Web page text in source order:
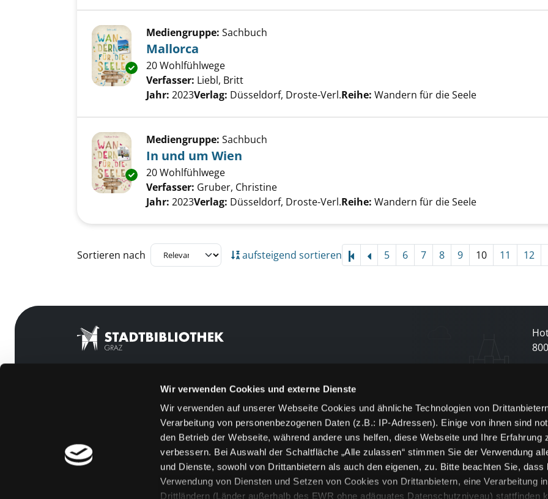
Wir verwenden Cookies und externe Dienste
Wir verwenden auf unserer Webseite Cookies und ähnliche Technologien von
Verarbeitung von personenbezogenen Daten (z.B.: IP-Adressen). Einige von ihnen sind
den Betrieb der Webseite, während andere uns helfen, diese Webseite und Ihre Erfahrung
verbessern. Bei Auswahl der Schaltfläche „Alle zulassen“ stimmen Sie der Verwendung
und Dienste, sowohl von Drittanbietern als auch den eigenen, zu. Bitte beachten Sie, dass
Verwendung von Diensten und Setzen von Cookies von Drittanbietern, eine Verarbeitung
Drittländern (Länder außerhalb des EWR ohne adäquates Datenschutzniveau) stattfinden
Exemplar-Details von Mallorca anzeigen
Mediengruppe: Sachbuch
Mallorca
20 Wohlfühlwege
Verfasser: Liebl, Britt
Jahr: 2023Verlag: Düsseldorf, Droste-Verl.Reihe: Wandern für die Seele
Exemplar-Details von In und um Wien anzeigen
Mediengruppe: Sachbuch
In und um Wien
20 Wohlfühlwege
Verfasser: Gruber, Christine
Jahr: 2023Verlag: Düsseldorf, Droste-Verl.Reihe: Wandern für die Seele
Zu den Suchfiltern springen
Sortieren nach aufsteigend sortieren 5 6 7 8 9 10 11 12
800
[kju:b]
Feedback
Kontakt
Über uns
Jobs
Medienwunsch